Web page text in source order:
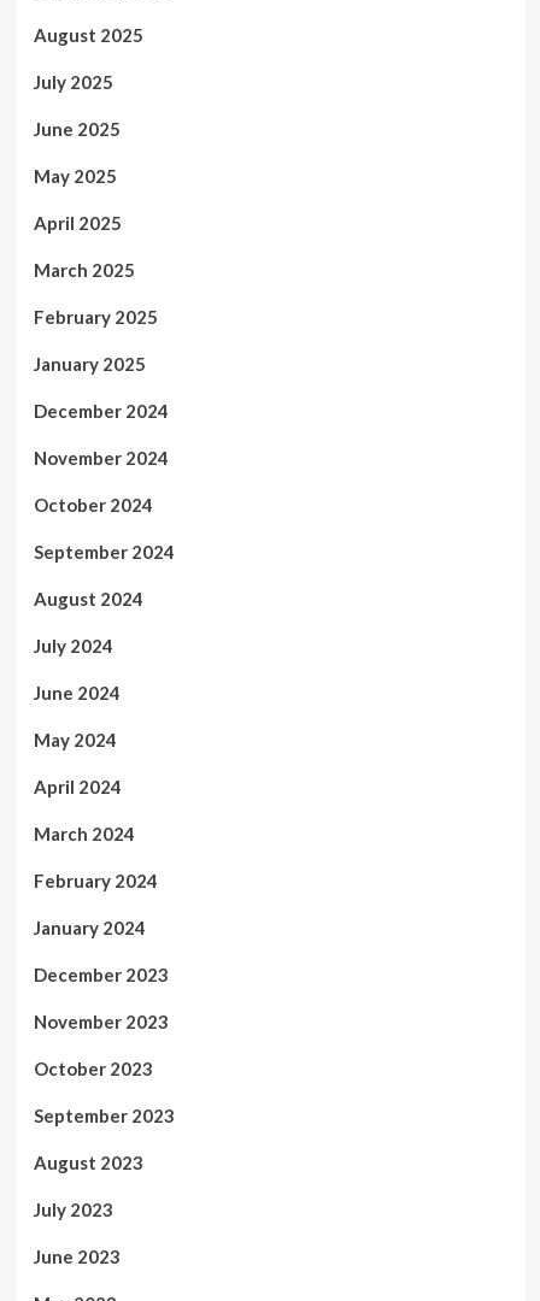
August 2025
July 2025
June 2025
May 2025
April 2025
March 2025
February 2025
January 2025
December 2024
November 2024
October 2024
September 2024
August 2024
July 2024
June 2024
May 2024
April 2024
March 2024
February 2024
January 2024
December 2023
November 2023
October 2023
September 2023
August 2023
July 2023
June 2023